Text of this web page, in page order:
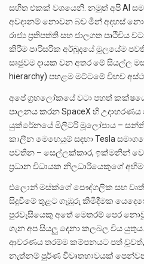
සහිත එකක් වශයෙනි. නමුත් අපි AI
අවදානම් නොවන බව මින් අදහස්
රාජ්‍ය ප්‍රතිපත්ති සහ ජාලගත පෘථිවිය
කිරීම පාරිසරික අර්බුදයේ මූලයේම
සෘජුවම දායක වන අතර මේ සියල්ල
hierarchy) පහළම මට්ටමේ විභව
අපේ ග්‍රහලෝකයේ වටා පහත්
පාලනය කරන SpaceX හි
යුක්රේනයේ මිලිටරි මූලෝපාය –
කාලීන මෙහෙයුම් සඳහා Tesla
පවතින – සෙල්ලක්කාර, ඉක්මනින්
ප්‍රධාන විධායක නිලධාරියෙකුගේ
එලොන් මස්ක්ගේ පෞද්ගලික සහ
සිදුවීමේ තුළට ගැඹුරු කිමිදීමක
පුරවැසියෙකු අතේ මෙතරම් පෙර
ගැන අප සියලු දෙනා කලබල විය
ආවරණය තරම්ම කම්පනයට පත් වූවත්,
නැත්නම් පුර්ණ විවෘතභාවයක් පෙන්වන